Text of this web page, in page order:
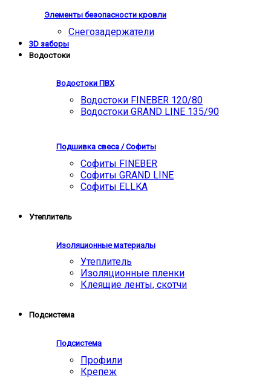
Элементы безопасности кровли
Снегозадержатели
3D заборы
Водостоки
Водостоки ПВХ
Водостоки FINEBER 120/80
Водостоки GRAND LINE 135/90
Подшивка свеса / Софиты
Софиты FINEBER
Софиты GRAND LINE
Софиты ELLKA
Утеплитель
Изоляционные материалы
Утеплитель
Изоляционные пленки
Клеящие ленты, скотчи
Подсистема
Подсистема
Профили
Крепеж